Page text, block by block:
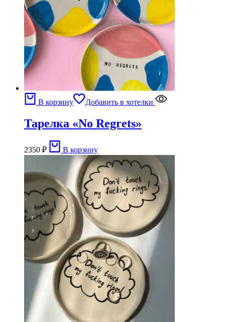
В корзину Добавить в хотелки
Тарелка «No Regrets»
2350 ₽ В корзину